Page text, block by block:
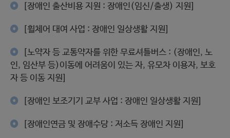
[장애인 출산비용 지원 : 장애인(임신/출생) 지원]
[휠체어 대여 사업 : 장애인 일상생활 지원]
[노약자 등 교통약자를 위한 무료셔틀버스 : (장애인, 노
인, 임산부 등)이동에 어려움이 있는 자, 유모차 이용자, 보호
자 등 이동 지원]
[장애인 보조기기 교부 사업 : 장애인 일상생활 지원]
[장애인연금 및 장애수당 : 저소득 장애인 지원]